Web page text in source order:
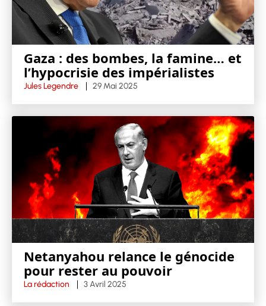
Gaza : des bombes, la famine… et
l’hypocrisie des impérialistes
Jules Legendre 29 Mai 2025
Netanyahou relance le génocide
pour rester au pouvoir
La rédaction 3 Avril 2025